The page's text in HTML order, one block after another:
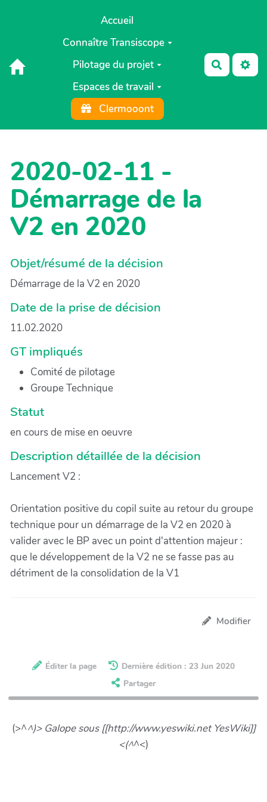
Aller au contenu principal
Accueil
Connaître Transiscope
Pilotage du projet
Espaces de travail
Clermooont
2020-02-11 -
Démarrage de la
V2 en 2020
Objet/résumé de la décision
Démarrage de la V2 en 2020
Date de la prise de décision
11.02.2020
GT impliqués
Comité de pilotage
Groupe Technique
Statut
en cours de mise en oeuvre
Description détaillée de la décision
Lancement V2 :
Orientation positive du copil suite au retour du groupe
technique pour un démarrage de la V2 en 2020 à
valider avec le BP avec un point d'attention majeur :
que le développement de la V2 ne se fasse pas au
détriment de la consolidation de la V1
Modifier
Éditer la page
Dernière édition : 23 Jun 2020
Partager
(>^^)> Galope sous [[http://www.yeswiki.net YesWiki]]
<(^^<)